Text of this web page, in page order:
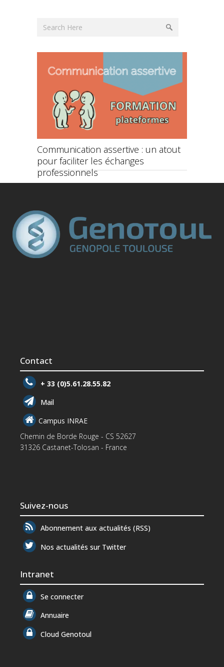
Communication assertive : un atout
pour faciliter les échanges
professionnels
Contact
+ 33 (0)5.61.28.55.82
Mail
Campus INRAE
Chemin de Borde Rouge - CS 52627
31326 Castanet-Tolosan - France
Suivez-nous
Abonnement aux actualités (RSS)
Nos actualités sur Twitter
Intranet
Se connecter
Annuaire
Cloud Genotoul